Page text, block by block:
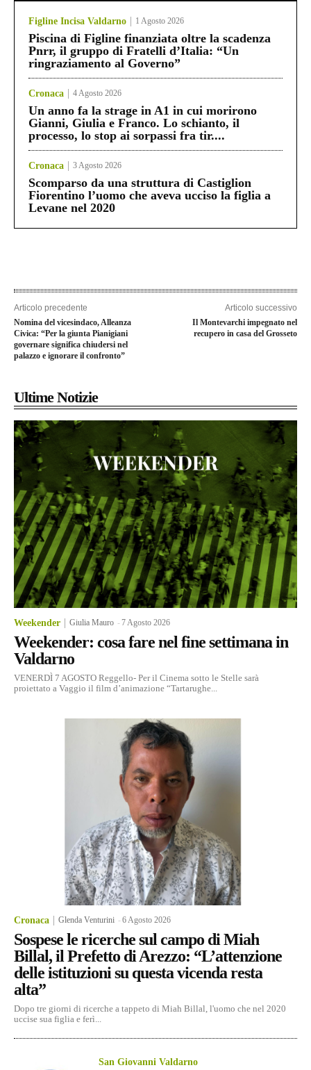
Figline Incisa Valdarno 1 Agosto 2026
Piscina di Figline finanziata oltre la scadenza
Pnrr, il gruppo di Fratelli d’Italia: “Un
ringraziamento al Governo”
Cronaca 4 Agosto 2026
Un anno fa la strage in A1 in cui morirono
Gianni, Giulia e Franco. Lo schianto, il
processo, lo stop ai sorpassi fra tir....
Cronaca 3 Agosto 2026
Scomparso da una struttura di Castiglion
Fiorentino l’uomo che aveva ucciso la figlia a
Levane nel 2020
Articolo precedente
Nomina del vicesindaco, Alleanza
Civica: “Per la giunta Pianigiani
governare significa chiudersi nel
palazzo e ignorare il confronto”
Articolo successivo
Il Montevarchi impegnato nel
recupero in casa del Grosseto
Ultime Notizie
Weekender Giulia Mauro -7 Agosto 2026
Weekender: cosa fare nel fine settimana in
Valdarno
VENERDÌ 7 AGOSTO Reggello- Per il Cinema sotto le Stelle sarà
proiettato a Vaggio il film d’animazione “Tartarughe...
Cronaca Glenda Venturini -6 Agosto 2026
Sospese le ricerche sul campo di Miah
Billal, il Prefetto di Arezzo: “L’attenzione
delle istituzioni su questa vicenda resta
alta”
Dopo tre giorni di ricerche a tappeto di Miah Billal, l'uomo che nel 2020
uccise sua figlia e ferì...
San Giovanni Valdarno